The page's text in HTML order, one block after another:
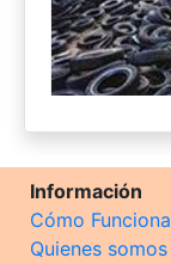
Información
Cómo
Quienes somos